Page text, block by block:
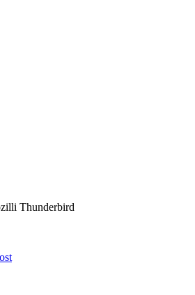
Thunderbird